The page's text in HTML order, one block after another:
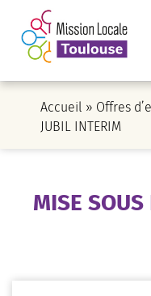
Accueil » Offres
JUBIL INTERIM
MISE